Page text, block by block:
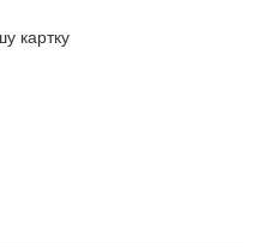
картку